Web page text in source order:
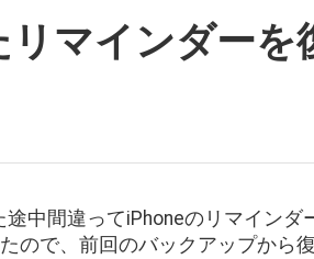
マインダーを
途中間違ってiPhoneのリマインダ
ので、前回のバックアップから